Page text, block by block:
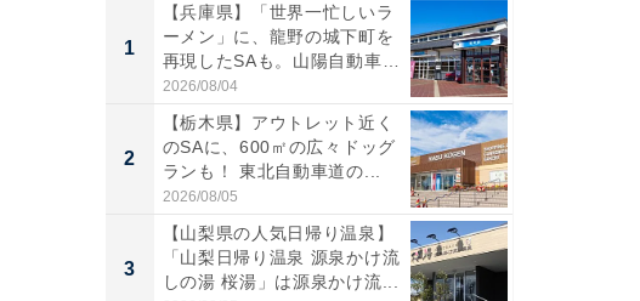
1
【兵庫県】「世界一忙しいラ
ーメン」に、龍野の城下町を
再現したSAも。山陽自動車
道...
2026/08/04
2
【栃木県】アウトレット近く
のSAに、600㎡の広々ドッグ
ランも！ 東北自動車道の...
2026/08/05
3
【山梨県の人気日帰り温泉】
「山梨日帰り温泉 源泉かけ流
しの湯 桜湯」は源泉かけ流...